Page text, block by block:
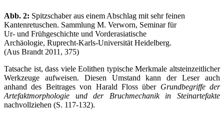
Abb. 2: Spitzschaber aus einem Abschlag mit sehr feinen
Kantenretuschen. Sammlung M. Verworn, Seminar für
Ur- und Frühgeschichte und Vorderasiatische
Archäologie, Ruprecht-Karls-Universität Heidelberg.
(Aus Brandt 2011, 375)
Tatsache ist, dass viele Eolithen typische Merkmale altsteinzeitlicher
Werkzeuge aufweisen. Diesen Umstand kann der Leser auch
anhand des Beitrages von Harald Floss über Grundbegriffe der
Artefaktmorphologie und der Bruchmechanik in Steinartefakte
nachvollziehen (S. 117-132).